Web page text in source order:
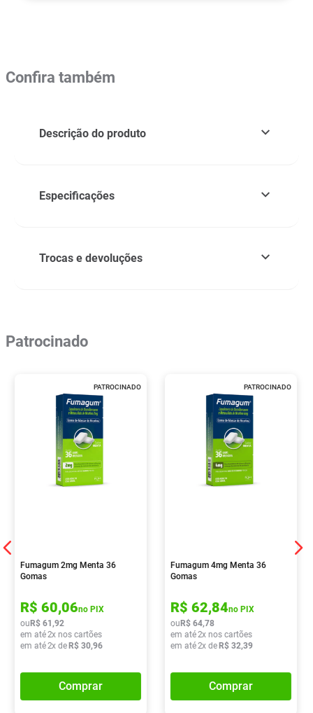
Confira também
Descrição do produto
Especificações
Trocas e devoluções
Patrocinado
PATROCINADO
Fumagum 2mg Menta 36
Gomas
R$ 60,06no PIX
ou R$ 61 ,92
em até2x nos cartões
em até2x de R$ 30,96
Comprar
PATROCINADO
Fumagum 4mg Menta 36
Gomas
R$ 62,84no PIX
ou R$ 64,78
em até2x nos cartões
em até2x de R$ 32,39
Comprar